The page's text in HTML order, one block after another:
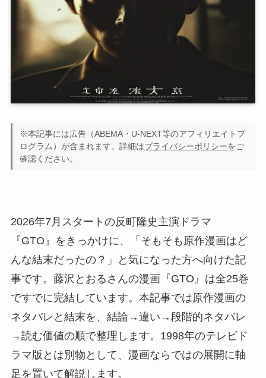
※本記事には広告（ABEMA・U-NEXT等のアフィリエイトプ
ログラム）が含まれます。詳細はプライバシーポリシーをご
確認ください。
2026年7月スタートの反町隆史主演ドラマ
『GTO』をきっかけに、「そもそも原作漫画はど
んな結末だったの？」と気になった方へ向けた記
事です。藤沢とおるさんの漫画『GTO』は全25巻
ですでに完結しています。本記事では原作漫画の
ネタバレと結末を、結論→違い→段階的ネタバレ
→読む価値の順で整理します。1998年のテレビド
ラマ版とは別物として、漫画ならではの展開に軸
足を置いて解説します。